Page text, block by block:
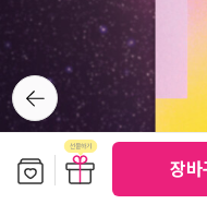
장바
뒤로가
기